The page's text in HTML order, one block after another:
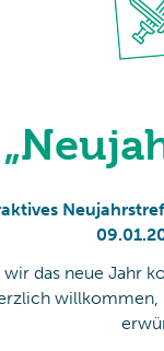
09.01.
das neue Jahr